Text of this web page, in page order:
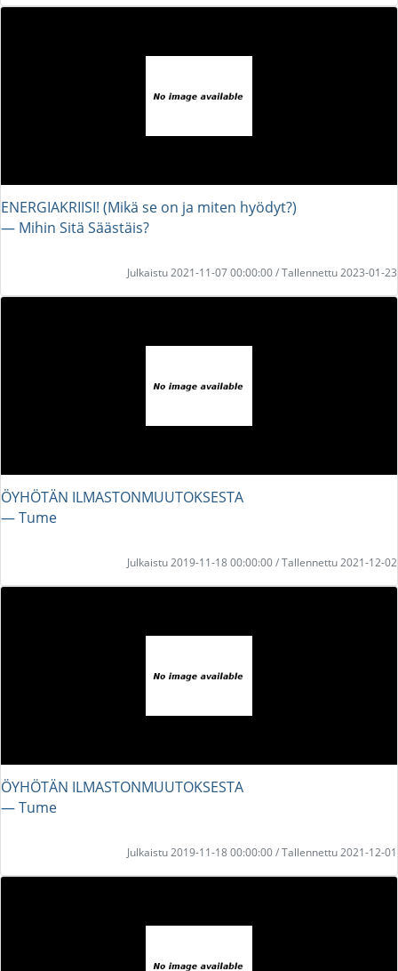
ENERGIAKRIISI! (Mikä se on ja miten hyödyt?)
― Mihin Sitä Säästäis?
Julkaistu 2021-11-07 00:00:00 / Tallennettu 2023-01-23
ÖYHÖTÄN ILMASTONMUUTOKSESTA
― Tume
Julkaistu 2019-11-18 00:00:00 / Tallennettu 2021-12-02
ÖYHÖTÄN ILMASTONMUUTOKSESTA
― Tume
Julkaistu 2019-11-18 00:00:00 / Tallennettu 2021-12-01